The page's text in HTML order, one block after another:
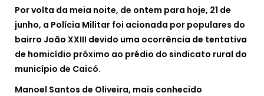
Por volta da meia noite, de ontem para hoje, 21 de
junho, a Polícia Militar foi acionada por populares do
bairro João XXIII devido uma ocorrência de tentativa
de homicídio próximo ao prédio do sindicato rural do
município de Caicó.
Manoel Santos de Oliveira, mais conhecido